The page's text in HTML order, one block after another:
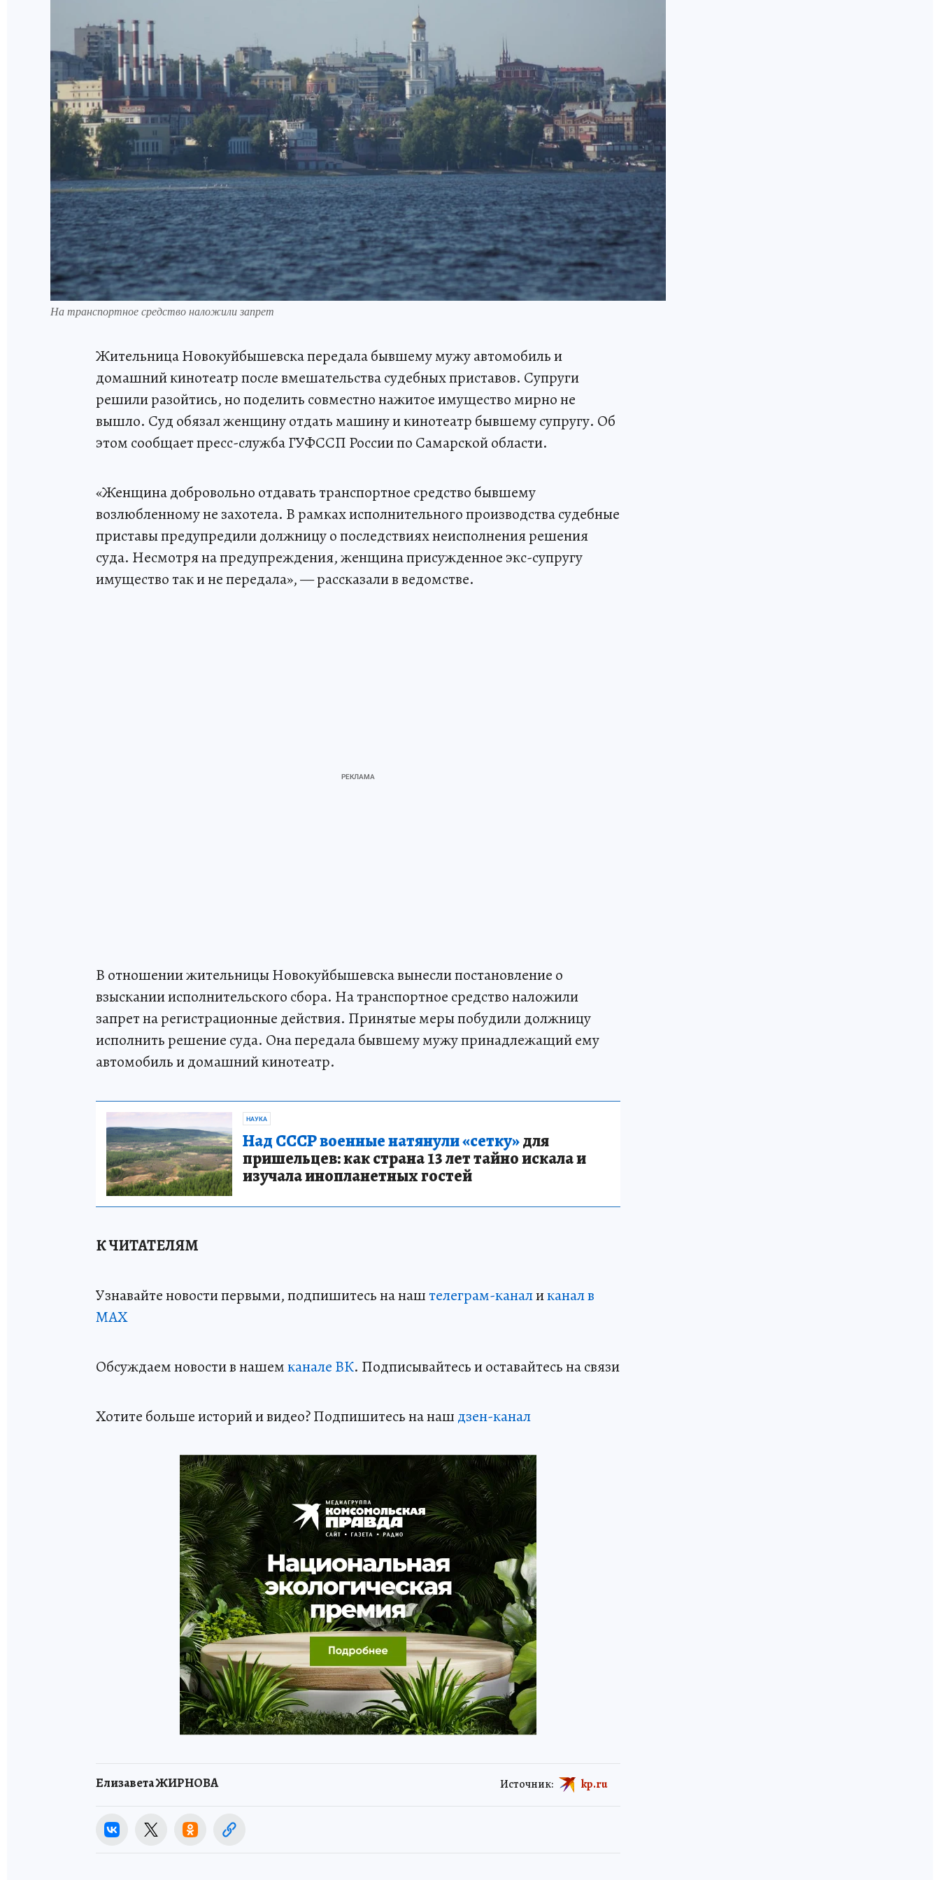
На транспортное средство наложили запрет
Жительница Новокуйбышевска передала бывшему мужу автомобиль и
домашний кинотеатр после вмешательства судебных приставов. Супруги
решили разойтись, но поделить совместно нажитое имущество мирно не
вышло. Суд обязал женщину отдать машину и кинотеатр бывшему супругу. Об
этом сообщает пресс-служба ГУФССП России по Самарской области.
«Женщина добровольно отдавать транспортное средство бывшему
возлюбленному не захотела. В рамках исполнительного производства судебные
приставы предупредили должницу о последствиях неисполнения решения
суда. Несмотря на предупреждения, женщина присужденное экс-супругу
имущество так и не передала», — рассказали в ведомстве.
В отношении жительницы Новокуйбышевска вынесли постановление о
взыскании исполнительского сбора. На транспортное средство наложили
запрет на регистрационные действия. Принятые меры побудили должницу
исполнить решение суда. Она передала бывшему мужу принадлежащий ему
автомобиль и домашний кинотеатр.
НАУКА
Над СССР военные натянули «сетку»для
пришельцев: как страна 13 лет тайно искала и
изучала инопланетных гостей
К ЧИТАТЕЛЯМ
Узнавайте новости первыми, подпишитесь на наштелеграм-каналиканал в
МАХ
Обсуждаем новости в нашемканале ВК. Подписывайтесь и оставайтесь на связи
Хотите больше историй и видео? Подпишитесь на наш дзен-канал
Елизавета ЖИРНОВА Источник: kp.ru